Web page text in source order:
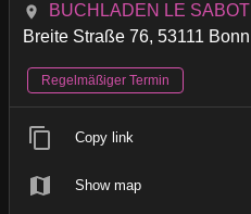
BUCHLADEN LE SABOT
Breite Straße 76, 53111 Bonn
Regelmäßiger Termin
Copy link
Show map